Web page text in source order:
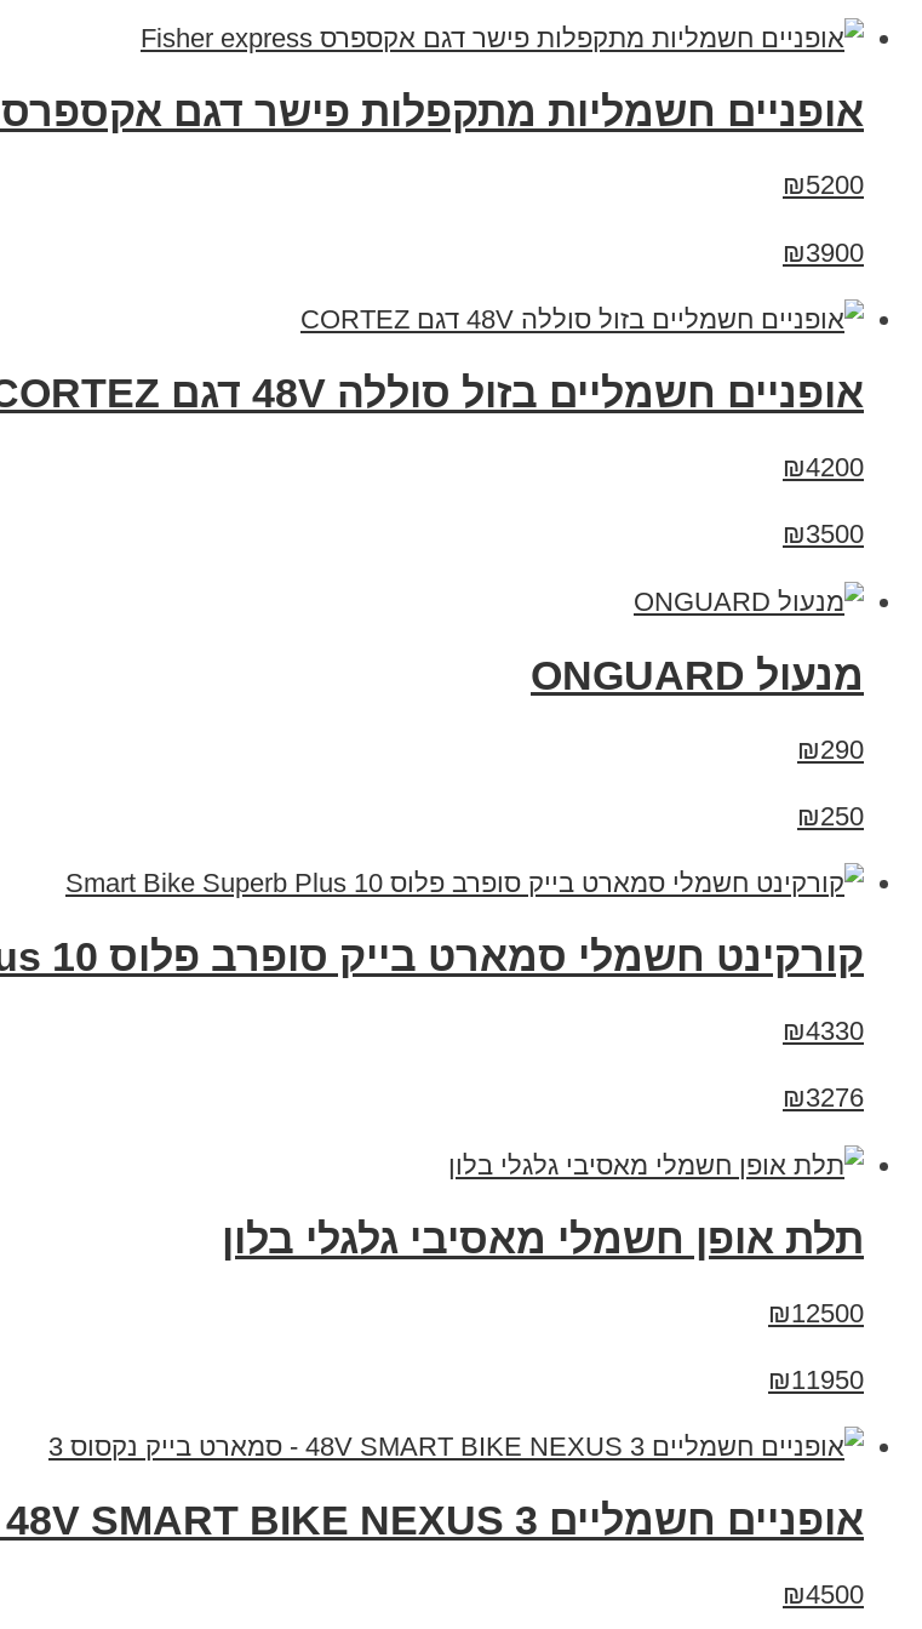
אופניים חשמליות מתקפלות פישר דגם אקספרס Fisher express
₪5200
₪3900
אופניים חשמליים בזול סוללה 48V דגם CORTEZ
₪4200
₪3500
מנעול ONGUARD
₪290
₪250
קורקינט חשמלי סמארט בייק סופרב פלוס 10 Smart Bike Superb Plus
₪4330
₪3276
תלת אופן חשמלי מאסיבי גלגלי בלון
₪12500
₪11950
אופניים חשמליים 48V SMART BIKE NEXUS 3 - סמארט בייק נקסוס 3
₪4500